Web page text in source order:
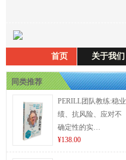
首页 关于我们
同类推荐
PERILL团队教练:稳业
绩、抗风险、应对不
确定性的实…
¥138.00